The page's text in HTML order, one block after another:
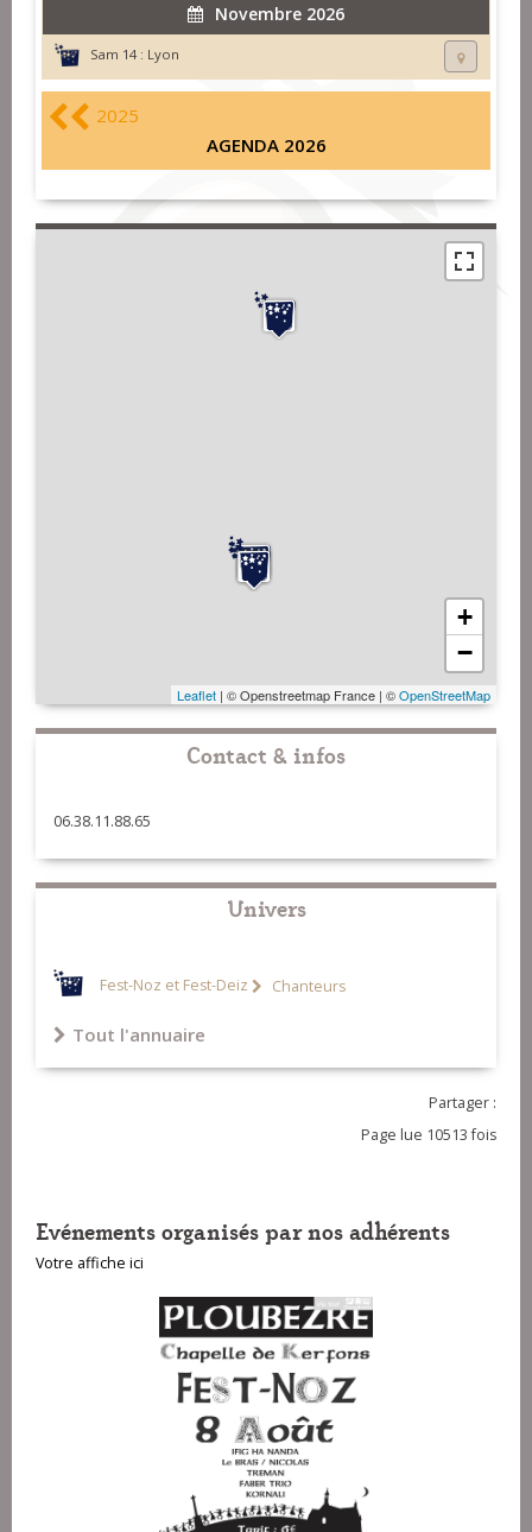
Novembre 2026
Sam 14 : Lyon
2025
AGENDA 2026
+
−
Leaflet | © Openstreetmap France | ©OpenStreetMap
Contact & infos
06.38.11.88.65
Univers
Fest-Noz et Fest-Deiz Chanteurs
Tout l'annuaire
Partager :
Page lue 10513 fois
Evénements organisés par nos adhérents
Votre affiche ici